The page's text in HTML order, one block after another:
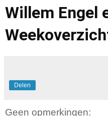
Willem Engel
Delen
Geen opmerkingen: